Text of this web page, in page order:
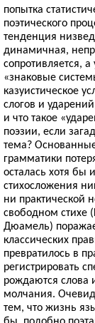
попытка
поэтического
тенденция
динамичная,
сопротивляется,
«знаковые
казуистическое
слогов и
и что такое
поэзии, если
тема?
грамматики
осталась хотя бы
стихосложения
ни практической
свободном
Дюамель)
классических
превратилось в
регистрировать
рождаются слова
молчания.
тем, что жизнь